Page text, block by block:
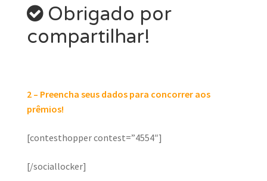
Obrigado por
compartilhar!
2 – Preencha seus dados para concorrer aos
prêmios!
[contesthopper contest=”4554″]
[/sociallocker]